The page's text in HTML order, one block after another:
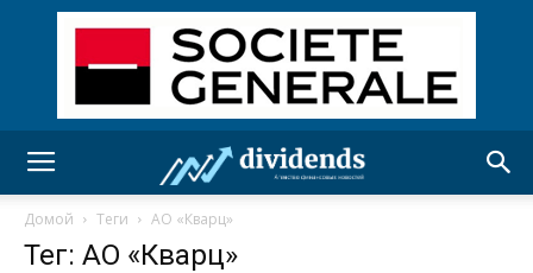
Домой Теги АО «Кварц»
Тег: АО «Кварц»